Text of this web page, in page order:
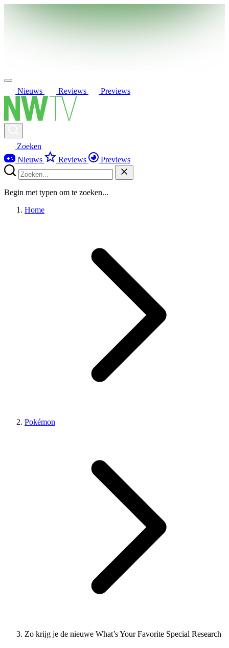
Nieuws Reviews Previews
Zoeken
Nieuws
Reviews Previews
Begin met typen om te zoeken...
Home
Pokémon
Zo krijg je de nieuwe What’s Your Favorite Special Research